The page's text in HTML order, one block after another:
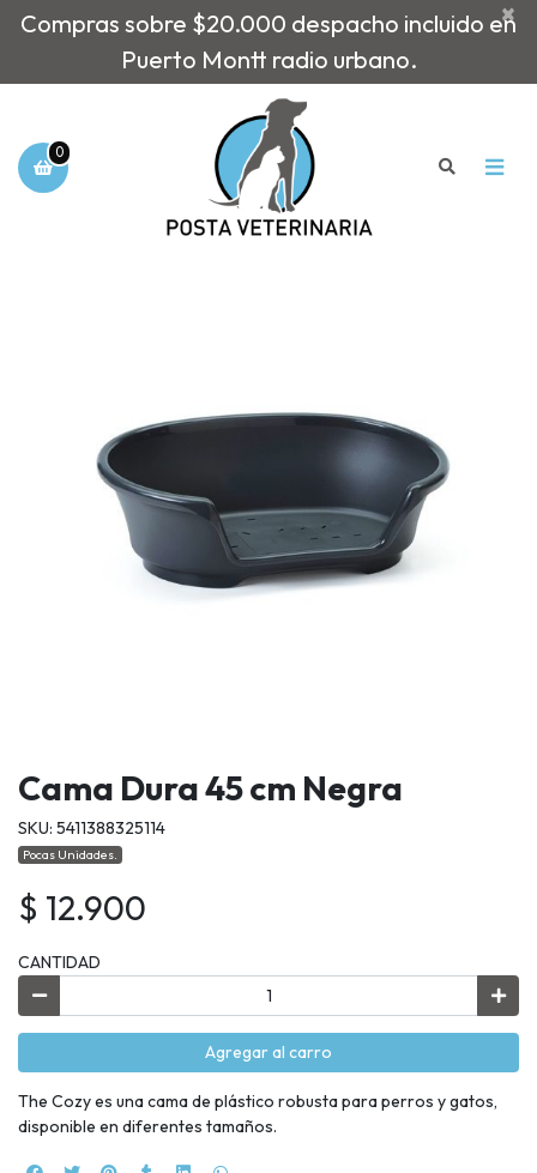
Compras sobre $20.000 despacho incluido en
Puerto Montt radio urbano.
×
0
Cama Dura 45 cm Negra
SKU: 5411388325114
Pocas Unidades.
$ 12.900
CANTIDAD
Agregar al carro
The Cozy es una cama de plástico robusta para perros y gatos,
disponible en diferentes tamaños.